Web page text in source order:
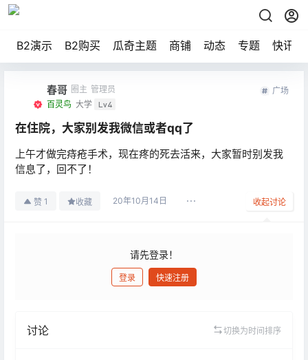
B2演示 B2购买 瓜奇主题 商铺 动态 专题 快讯
春哥 圈主 管理员
百灵鸟 大学 Lv4
广场
在住院，大家别发我微信或者qq了
上午才做完痔疮手术，现在疼的死去活来，大家暂时别发我
信息了，回不了！
赞 1 收藏 20年10月14日 收起讨论
请先登录！
登录 快速注册
讨论 切换为时间排序